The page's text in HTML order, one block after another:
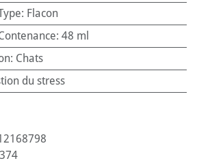
: Flacon
: 48 ml
: Chats
du stress